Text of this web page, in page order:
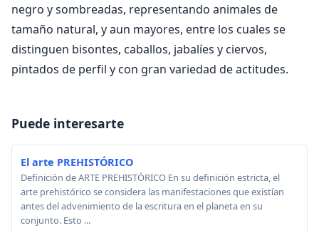
negro y sombreadas, representando anima­les de
tamaño natural, y aun mayores, entre los cuales se
distinguen bisontes, caballos, jabalíes y ciervos,
pintados de perfil y con gran variedad de actitudes.
Puede interesarte
El arte PREHISTÓRICO
Definición de ARTE PREHISTÓRICO En su definición estricta, el
arte prehistórico se considera las manifestaciones que existían
antes del advenimiento de la escritura en el planeta en su
conjunto. Esto ...